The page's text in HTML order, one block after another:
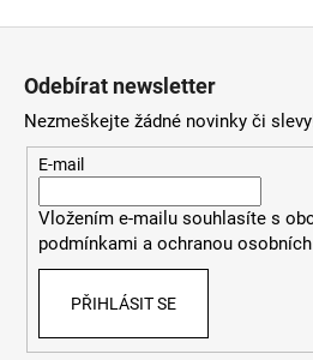
Odebírat newsletter
Nezmeškejte žádné novinky či
E-mail
Vložením e-mailu souhlasítes
podmínkami a ochranou
PŘIHLÁSIT SE